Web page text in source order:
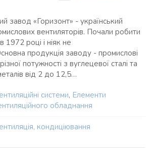
завод «Горизонт» - український
вентиляторів. Почали робити
1972 році і ніяк не
продукція заводу - промислові
потужності з вуглецевої сталі та
від 2 до 12,5…
системи, Елементи
обладнання
кондиціювання